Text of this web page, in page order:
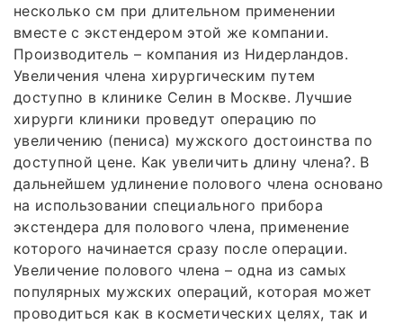
несколько см при длительном применении
вместе с экстендером этой же компании.
Производитель – компания из Нидерландов.
Увеличения члена хирургическим путем
доступно в клинике Селин в Москве. Лучшие
хирурги клиники проведут операцию по
увеличению (пениса) мужского достоинства по
доступной цене. Как увеличить длину члена?. В
дальнейшем удлинение полового члена основано
на использовании специального прибора
экстендера для полового члена, применение
которого начинается сразу после операции.
Увеличение полового члена – одна из самых
популярных мужских операций, которая может
проводиться как в косметических целях, так и